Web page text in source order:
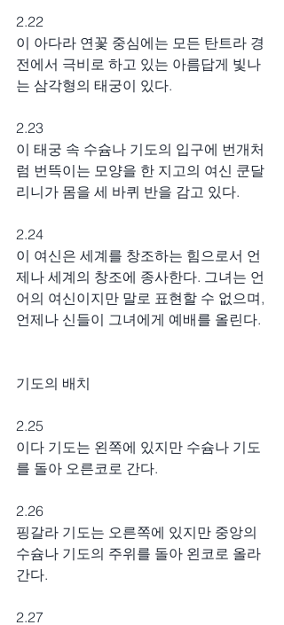
2.22
이 아다라 연꽃 중심에는 모든 탄트라 경
전에서 극비로 하고 있는 아름답게 빛나
는 삼각형의 태궁이 있다.
2.23
이 태궁 속 수슘나 기도의 입구에 번개처
럼 번뜩이는 모양을 한 지고의 여신 쿤달
리니가 몸을 세 바퀴 반을 감고 있다.
2.24
이 여신은 세계를 창조하는 힘으로서 언
제나 세계의 창조에 종사한다. 그녀는 언
어의 여신이지만 말로 표현할 수 없으며,
언제나 신들이 그녀에게 예배를 올린다.
기도의 배치
2.25
이다 기도는 왼쪽에 있지만 수슘나 기도
를 돌아 오른코로 간다.
2.26
핑갈라 기도는 오른쪽에 있지만 중앙의
수슘나 기도의 주위를 돌아 왼코로 올라
간다.
2.27